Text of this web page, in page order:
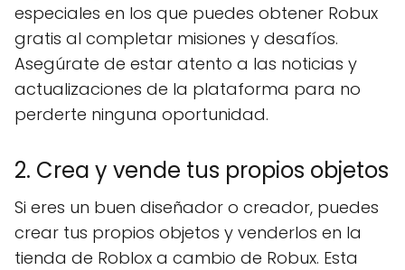
especiales en los que puedes obtener Robux
gratis al completar misiones y desafíos.
Asegúrate de estar atento a las noticias y
actualizaciones de la plataforma para no
perderte ninguna oportunidad.
2. Crea y vende tus propios objetos
Si eres un buen diseñador o creador, puedes
crear tus propios objetos y venderlos en la
tienda de Roblox a cambio de Robux. Esta